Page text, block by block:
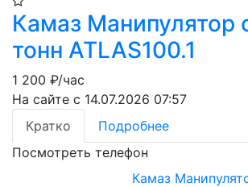
Камаз Манипулятор
тонн ATLAS100.1
1 200 ₽/час
На сайте с 14.07.2026 07:57
Кратко
Подробнее
Посмотреть телефон
Камаз